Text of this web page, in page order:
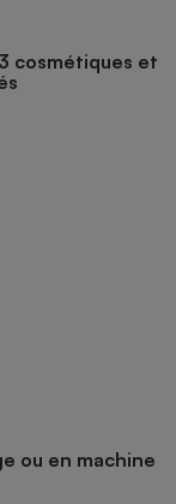
cosmétiques et
ou en machine